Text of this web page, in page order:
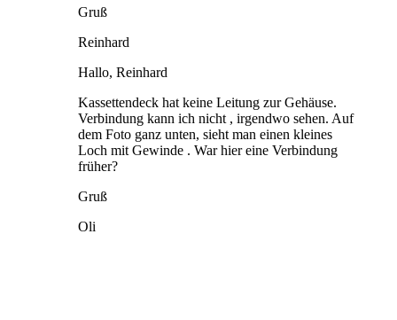
Gruß
Reinhard
Hallo, Reinhard
Kassettendeck hat keine Leitung zur Gehäuse.
Verbindung kann ich nicht , irgendwo sehen. Auf
dem Foto ganz unten, sieht man einen kleines
Loch mit Gewinde . War hier eine Verbindung
früher?
Gruß
Oli